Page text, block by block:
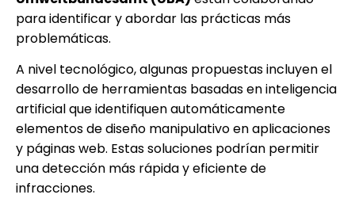
para identificar y abordar las prácticas más
problemáticas.
A nivel tecnológico, algunas propuestas incluyen el
desarrollo de herramientas basadas en inteligencia
artificial que identifiquen automáticamente
elementos de diseño manipulativo en aplicaciones
y páginas web. Estas soluciones podrían permitir
una detección más rápida y eficiente de
infracciones.